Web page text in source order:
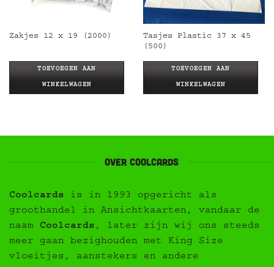
Zakjes 12 x 19 (2000)
TOEVOEGEN AAN
WINKELWAGEN
Tasjes Plastic 37 x 45
(500)
TOEVOEGEN AAN
WINKELWAGEN
Over Coolcards
Coolcards is in 1993 opgericht als
groothandel in Ansichtkaarten, vandaar de
naam Coolcards , later zijn wij ons steeds
meer gaan bezighouden met King Size
vloeitjes, aanstekers en andere